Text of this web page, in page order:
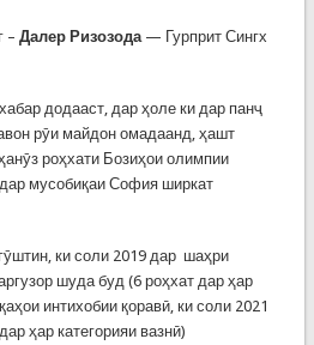
– Далер Ризозода— Гурприт Сингх
додааст, дар ҳоле ки дар панҷ
рӯи майдон омадаанд, ҳашт
роҳхати Бозиҳои олимпии
мусобиқаи София ширкат
ки соли 2019 дар шаҳри
шуда буд (6 роҳхат дар ҳар
интихобии қоравӣ, ки соли 2021
ҳар категорияи вазнӣ)